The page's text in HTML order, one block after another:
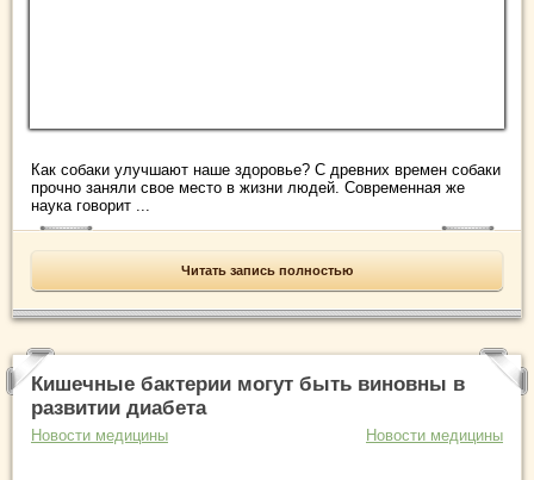
Как собаки улучшают наше здоровье? С древних времен собаки
прочно заняли свое место в жизни людей. Современная же
наука говорит ...
Читать запись полностью
Кишечные бактерии могут быть виновны в
развитии диабета
Новости медицины Новости медицины